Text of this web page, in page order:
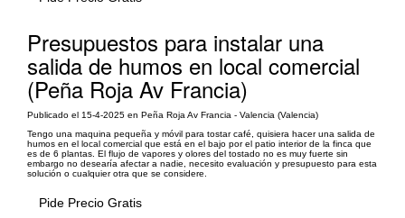
Presupuestos para instalar una
salida de humos en local comercial
(Peña Roja Av Francia)
Publicado el 15-4-2025 en Peña Roja Av Francia - Valencia (Valencia)
Tengo una maquina pequeña y móvil para tostar café, quisiera hacer una salida de
humos en el local comercial que está en el bajo por el patio interior de la finca que
es de 6 plantas. El flujo de vapores y olores del tostado no es muy fuerte sin
embargo no desearía afectar a nadie, necesito evaluación y presupuesto para esta
solución o cualquier otra que se considere.
Pide Precio Gratis